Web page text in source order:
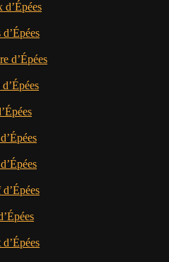
d’Épées
d’Épées